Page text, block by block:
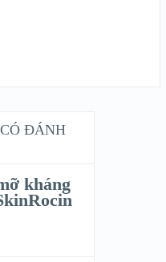
ĐÁNH
kháng